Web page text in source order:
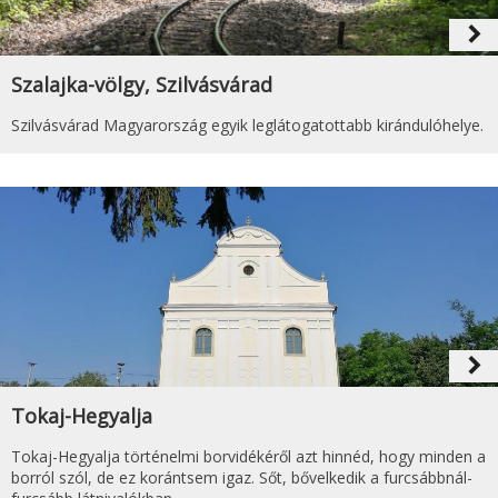
navigate_next
Szalajka-völgy, Szilvásvárad
Szilvásvárad Magyarország egyik leglátogatottabb kirándulóhelye.
navigate_next
Tokaj-Hegyalja
Tokaj-Hegyalja történelmi borvidékéről azt hinnéd, hogy minden a
borról szól, de ez korántsem igaz. Sőt, bővelkedik a furcsábbnál-